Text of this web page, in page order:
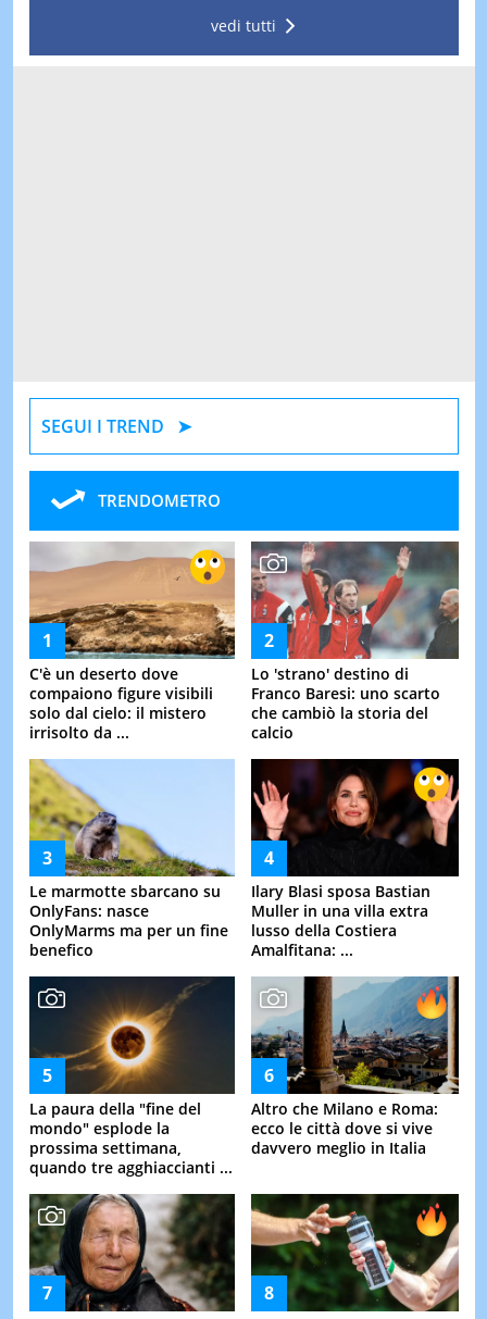
vedi tutti
SEGUI I TREND
TRENDOMETRO
C'è un deserto dove
compaiono figure visibili
solo dal cielo: il mistero
irrisolto da ...
Lo 'strano' destino di
Franco Baresi: uno scarto
che cambiò la storia del
calcio
Le marmotte sbarcano su
OnlyFans: nasce
OnlyMarms ma per un fine
benefico
Ilary Blasi sposa Bastian
Muller in una villa extra
lusso della Costiera
Amalfitana: ...
La paura della "fine del
mondo" esplode la
prossima settimana,
quando tre agghiaccianti ...
Altro che Milano e Roma:
ecco le città dove si vive
davvero meglio in Italia